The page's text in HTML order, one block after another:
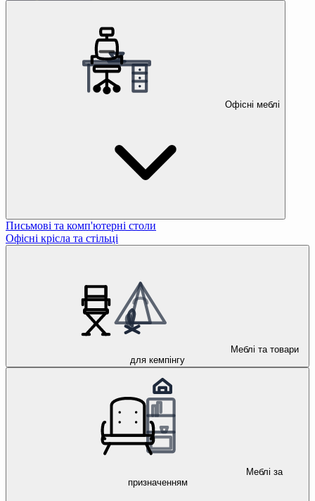
Офісні меблі
Письмові та комп'ютерні столи
Офісні крісла та стільці
Меблі та товари
для кемпінгу
Меблі за
призначенням